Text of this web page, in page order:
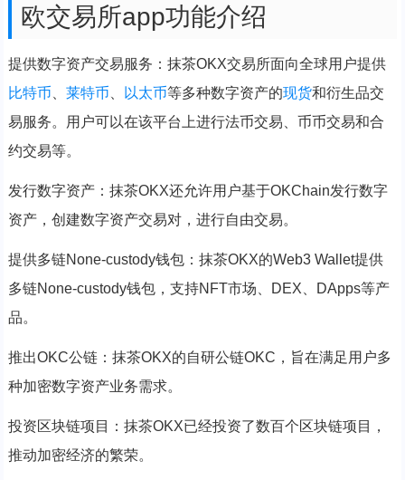
欧交易所app功能介绍
提供数字资产交易服务：抹茶OKX交易所面向全球用户提供
比特币
莱特币 以太币等多种数字资产的现货和衍生品交
易服务。用户可以在该平台上进行法币交易、币币交易和合
约交易等。
发行数字资产：抹茶OKX还允许用户基于OKChain发行数字
资产，创建数字资产交易对，进行自由交易。
提供多链None-custody钱包：抹茶OKX的Web3 Wallet提供
多链None-custody钱包，支持NFT市场、DEX、DApps等产
品。
推出OKC公链：抹茶OKX的自研公链OKC，旨在满足用户多
种加密数字资产业务需求。
投资区块链项目：抹茶OKX已经投资了数百个区块链项目，
推动加密经济的繁荣。